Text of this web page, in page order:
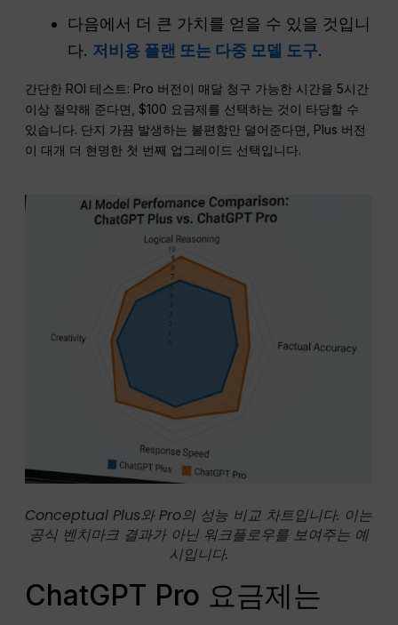
다음에서 더 큰 가치를 얻을 수 있을 것입니
다. 저비용 플랜 또는 다중 모델 도구.
간단한 ROI 테스트: Pro 버전이 매달 청구 가능한 시간을 5시간
이상 절약해 준다면, $100 요금제를 선택하는 것이 타당할 수
있습니다. 단지 가끔 발생하는 불편함만 덜어준다면, Plus 버전
이 대개 더 현명한 첫 번째 업그레이드 선택입니다.
Conceptual Plus와 Pro의 성능 비교 차트입니다. 이는
공식 벤치마크 결과가 아닌 워크플로우를 보여주는 예
시입니다.
ChatGPT Pro 요금제는